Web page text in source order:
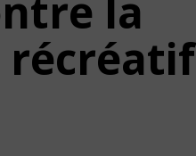
la
récréatif